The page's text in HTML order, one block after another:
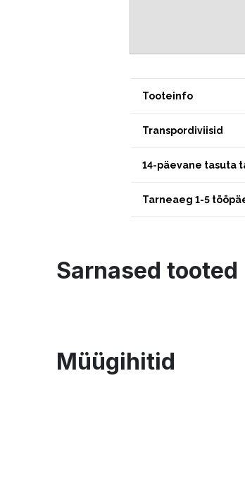
Tooteinfo
Transpordiviisid
14-päevane tasuta
Tarneaeg 1-5
Sarnased tooted
Müügihitid